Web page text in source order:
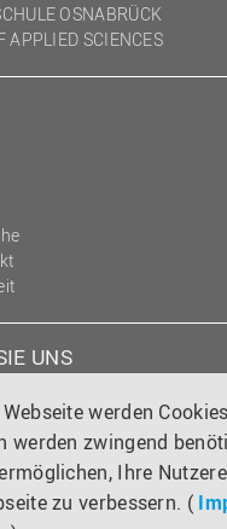
werden
werden zwingend
Ihre
zu verbessern. (
OSNABRÜCK
APPLIED SCIENCES
UNS
LinkedIn
YouTube